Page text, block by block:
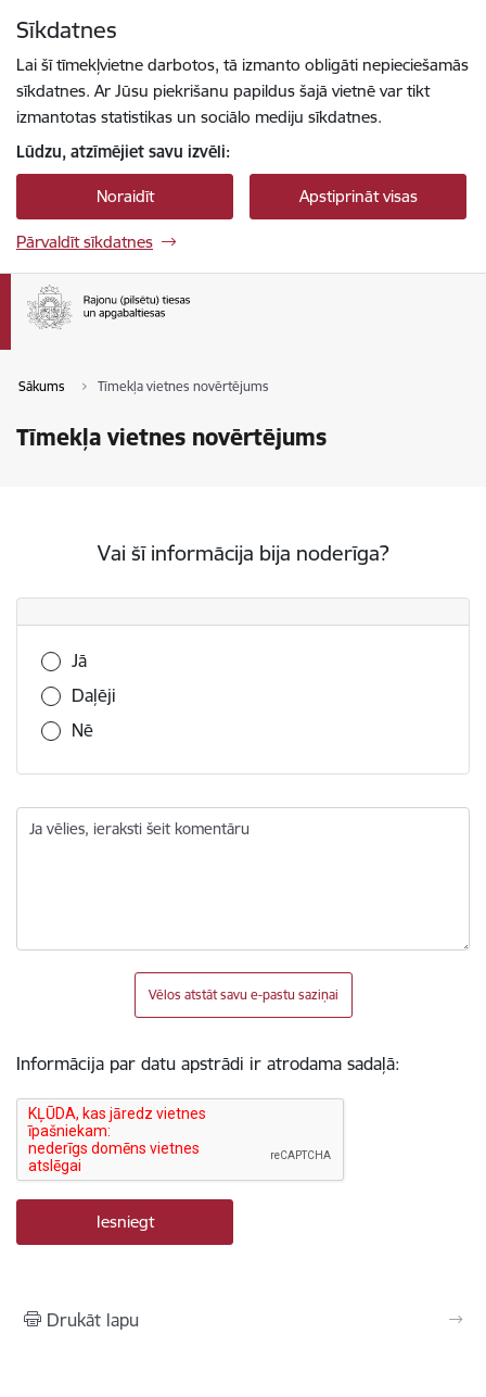
Sīkdatnes
Lai šī tīmekļvietne darbotos, tā izmanto obligāti nepieciešamās
sīkdatnes. Ar Jūsu piekrišanu papildus šajā vietnē var tikt
izmantotas statistikas un sociālo mediju sīkdatnes.
Lūdzu, atzīmējiet savu izvēli:
Noraidīt Apstiprināt visas
Pārvaldīt sīkdatnes
Sākums Tīmekļa vietnes novērtējums
Tīmekļa vietnes novērtējums
Vai šī informācija bija noderīga?
Vai šī informācija bija noderīga?
Jā
Daļēji
Nē
Ja vēlies, ieraksti šeit komentāru
Vēlos atstāt savu e-pastu saziņai
Informācija par datu apstrādi ir atrodama sadaļā:
Drukāt lapu